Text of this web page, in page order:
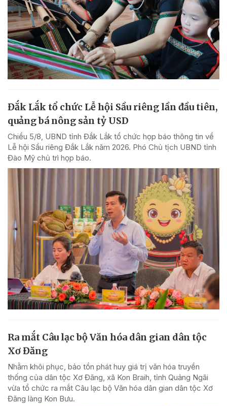
Đắk Lắk tổ chức Lễ hội Sầu riêng lần đầu tiên,
quảng bá nông sản tỷ USD
Chiều 5/8, UBND tỉnh Đắk Lắk tổ chức họp báo thông tin về
Lễ hội Sầu riêng Đắk Lắk năm 2026. Phó Chủ tịch UBND tỉnh
Đào Mỹ chủ trì họp báo.
Ra mắt Câu lạc bộ Văn hóa dân gian dân tộc
Xơ Đăng
Nhằm khôi phục, bảo tồn phát huy giá trị văn hóa truyền
thống của dân tộc Xơ Đăng, xã Kon Braih, tỉnh Quảng Ngãi
vừa tổ chức ra mắt Câu lạc bộ Văn hóa dân gian dân tộc Xơ
Đăng làng Kon Bưu.